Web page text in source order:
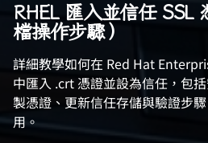
RHEL 匯入並信任 SSL
檔操作步驟）
詳細教學如何在 Red Hat
中匯入 .crt 憑證並設為信任，包
製憑證、更新信任存儲與驗證步
用。